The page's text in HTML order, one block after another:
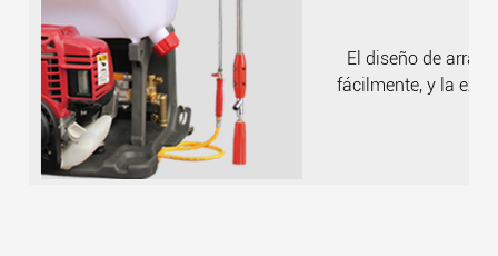
El diseño de
fácilmente, y la